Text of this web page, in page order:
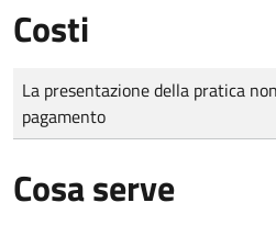
Costi
Tipo di pagamento
Importo
La presentazione della pratica
pagamento
Cosa serve